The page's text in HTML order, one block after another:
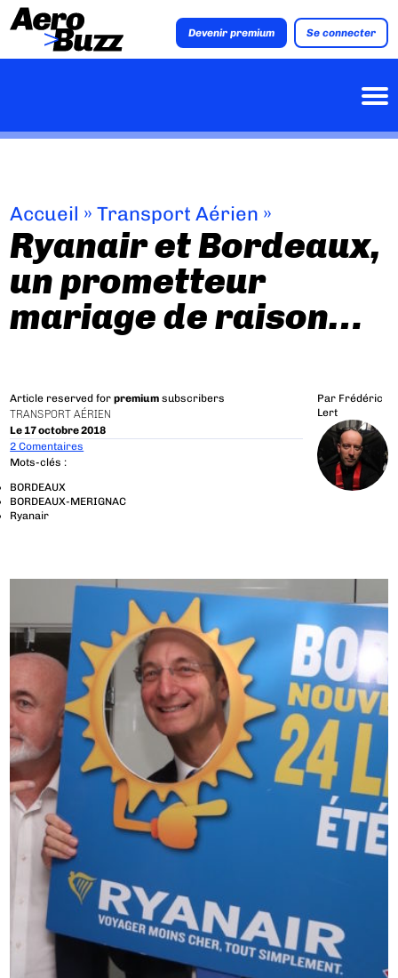
Devenir premium Se connecter
Accueil »Transport Aérien »
Ryanair et Bordeaux,
un prometteur
mariage de raison…
Article reserved forpremium subscribers
TRANSPORT AÉRIEN
Le 17 octobre 2018
Par Frédéric
Lert
2 Comentaires
Mots-clés :
BORDEAUX
BORDEAUX-MERIGNAC
Ryanair